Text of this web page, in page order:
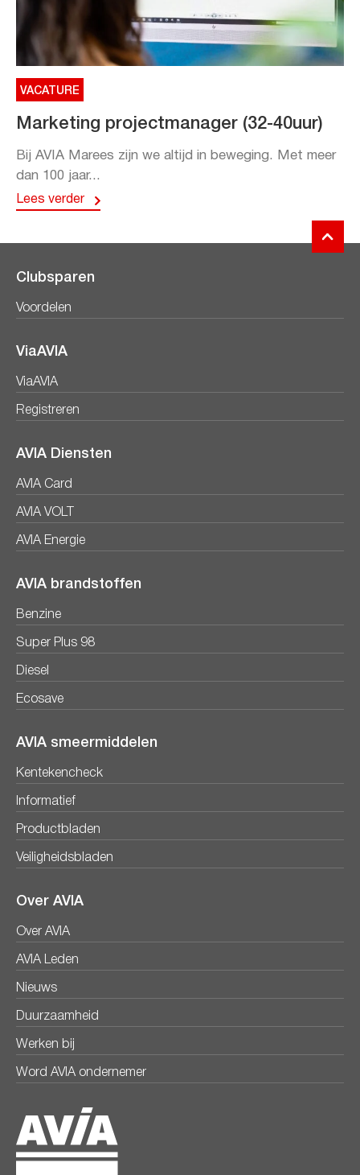
VACATURE
Marketing projectmanager (32-40uur)
Bij AVIA Marees zijn we altijd in beweging. Met meer
dan 100 jaar...
Lees verder
Clubsparen
Voordelen
ViaAVIA
ViaAVIA
Registreren
AVIA Diensten
AVIA Card
AVIA VOLT
AVIA Energie
AVIA brandstoffen
Benzine
Super Plus 98
Diesel
Ecosave
AVIA smeermiddelen
Kentekencheck
Informatief
Productbladen
Veiligheidsbladen
Over AVIA
Over AVIA
AVIA Leden
Nieuws
Duurzaamheid
Werken bij
Word AVIA ondernemer